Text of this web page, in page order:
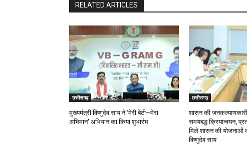
RELATED ARTICLES
छत्तीसगढ़
मुख्यमंत्री विष्णुदेव साय ने ‘मेरी बेटी–मेरा
अभिमान’ अभियान का किया शुभारंभ
छत्तीसगढ़
शासन की
समयबद्ध क्रियान्वयन,
मिले शासन की योजनाओं
विष्णुदेव साय